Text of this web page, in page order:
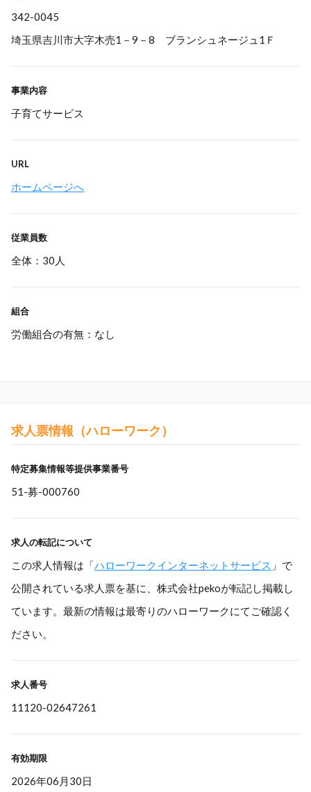
342-0045
埼玉県吉川市大字木売1－9－8 ブランシュネージュ1Ｆ
事業内容
子育てサービス
URL
ホームページへ
従業員数
全体：30人
組合
労働組合の有無：なし
求人票情報（ハローワーク）
特定募集情報等提供事業番号
51-募-000760
求人の転記について
この求人情報は「ハローワークインターネットサービス 」で
公開されている求人票を基に、株式会社pekoが転記し掲載し
ています。最新の情報は最寄りのハローワークにてご確認く
ださい。
求人番号
11120-02647261
有効期限
2026年06月30日